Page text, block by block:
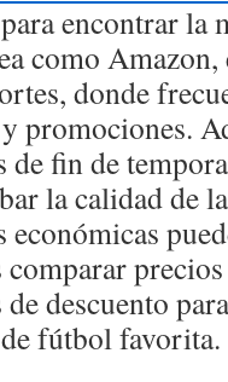
encontrar la
como
donde
promociones.
fin de
la calidad de
económicas
descuento
fútbol favorita.